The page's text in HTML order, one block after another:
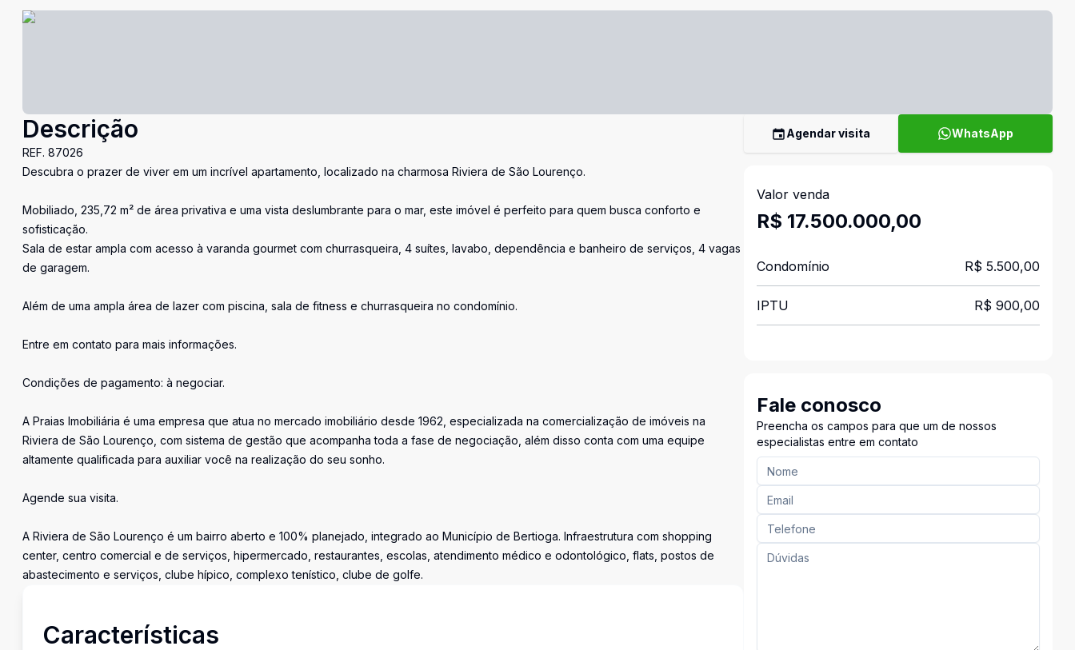
Descrição
REF. 87026
Descubra o prazer de viver em um incrível apartamento, localizado na charmosa Riviera de São Lourenço.
Mobiliado, 235,72 m² de área privativa e uma vista deslumbrante para o mar, este imóvel é perfeito para quem busca conforto e
sofisticação.
Sala de estar ampla com acesso à varanda gourmet com churrasqueira, 4 suítes, lavabo, dependência e banheiro de serviços, 4 vagas
de garagem.
Além de uma ampla área de lazer com piscina, sala de fitness e churrasqueira no condomínio.
Entre em contato para mais informações.
Condições de pagamento: à negociar.
A Praias Imobiliária é uma empresa que atua no mercado imobiliário desde 1962, especializada na comercialização de imóveis na
Riviera de São Lourenço, com sistema de gestão que acompanha toda a fase de negociação, além disso conta com uma equipe
altamente qualificada para auxiliar você na realização do seu sonho.
Agende sua visita.
A Riviera de São Lourenço é um bairro aberto e 100% planejado, integrado ao Município de Bertioga. Infraestrutura com shopping
center, centro comercial e de serviços, hipermercado, restaurantes, escolas, atendimento médico e odontológico, flats, postos de
abastecimento e serviços, clube hípico, complexo tenístico, clube de golfe.
Características
Agendar visita WhatsApp
Valor venda
R$ 17.500.000,00
Condomínio R$ 5.500,00
IPTU R$ 900,00
Fale conosco
Preencha os campos para que um de nossos
especialistas entre em contato